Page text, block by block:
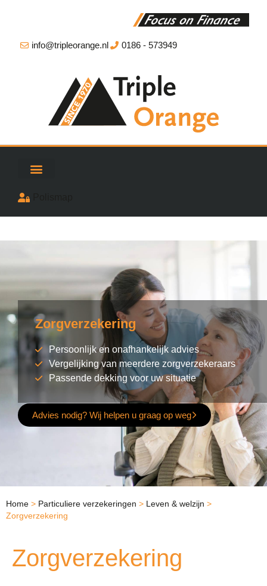
info@tripleorange.nl 0186 - 573949
Zorgverzekering
Persoonlijk en onafhankelijk advies
Vergelijking van meerdere zorgverzekeraars
Passende dekking voor uw situatie
Advies nodig? Wij helpen u graag op weg
Home > Particuliere verzekeringen > Leven & welzijn >
Zorgverzekering
Zorgverzekering